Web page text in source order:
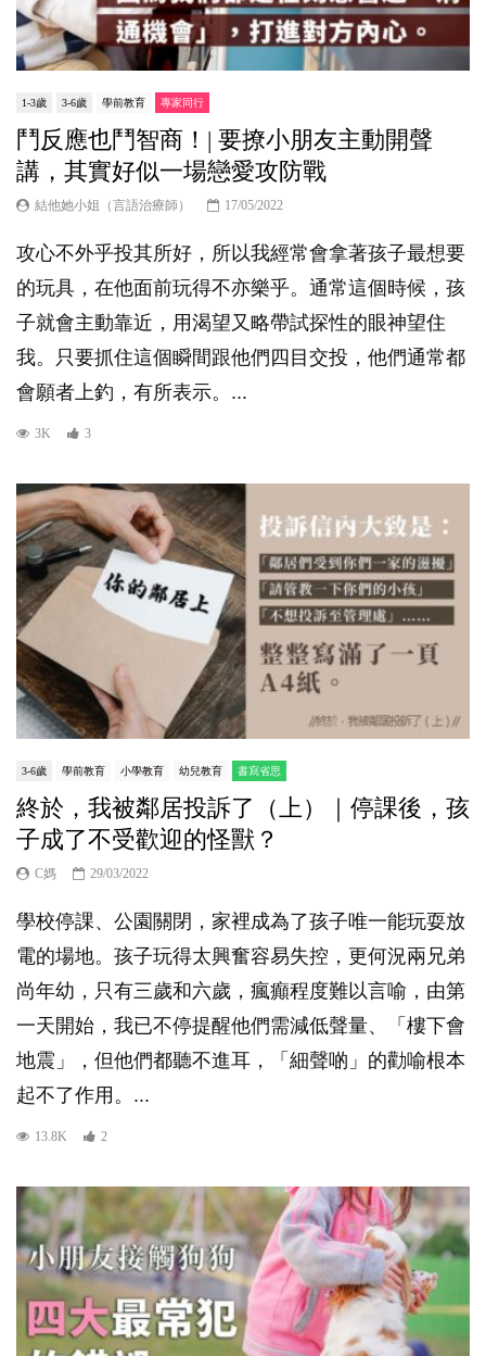
1-3歲 3-6歲 學前教育 專家同行
鬥反應也鬥智商！| 要撩小朋友主動開聲
講，其實好似一場戀愛攻防戰
結他她小姐（言語治療師） 17/05/2022
攻心不外乎投其所好，所以我經常會拿著孩子最想要
的玩具，在他面前玩得不亦樂乎。通常這個時候，孩
子就會主動靠近，用渴望又略帶試探性的眼神望住
我。只要抓住這個瞬間跟他們四目交投，他們通常都
會願者上釣，有所表示。...
3K 3
3-6歲 學前教育 小學教育 幼兒教育 書寫省思
終於，我被鄰居投訴了（上）｜停課後，孩
子成了不受歡迎的怪獸？
C媽 29/03/2022
學校停課、公園關閉，家裡成為了孩子唯一能玩耍放
電的場地。孩子玩得太興奮容易失控，更何況兩兄弟
尚年幼，只有三歲和六歲，瘋癲程度難以言喻，由第
一天開始，我已不停提醒他們需減低聲量、「樓下會
地震」，但他們都聽不進耳，「細聲啲」的勸喻根本
起不了作用。...
13.8K 2